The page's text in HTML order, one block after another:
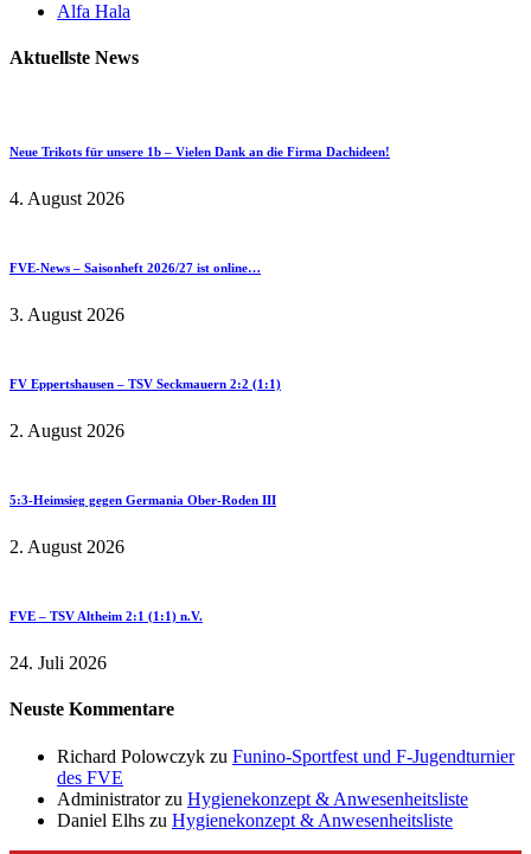
Alfa Hala
Aktuellste News
Neue Trikots für unsere 1b – Vielen Dank an die Firma Dachideen!
4. August 2026
FVE-News – Saisonheft 2026/27 ist online…
3. August 2026
FV Eppertshausen – TSV Seckmauern 2:2 (1:1)
2. August 2026
5:3-Heimsieg gegen Germania Ober-Roden III
2. August 2026
FVE – TSV Altheim 2:1 (1:1) n.V.
24. Juli 2026
Neuste Kommentare
Richard Polowczyk zu Funino-Sportfest und F-Jugendturnier
des FVE
Administratorzu Hygienekonzept & Anwesenheitsliste
Daniel Elhs zu Hygienekonzept & Anwesenheitsliste